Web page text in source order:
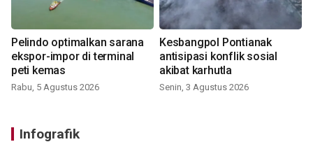
Pelindo optimalkan sarana
ekspor-impor di terminal
peti kemas
Rabu, 5 Agustus 2026
Kesbangpol Pontianak
antisipasi konflik sosial
akibat karhutla
Senin, 3 Agustus 2026
Infografik